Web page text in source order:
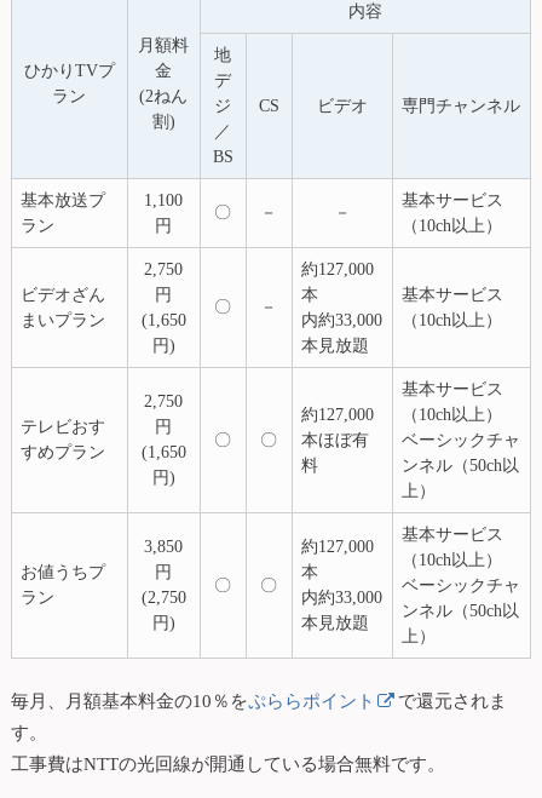
ひかりTVプ
ラン
月額料
金
(2ねん
割)
内容
地
デ
ジ
／
BS
CS ビデオ 専門チャンネル
基本放送プ
ラン
1,100
円
〇 － －
基本サービス
（10ch以上）
ビデオざん
まいプラン
2,750
円
(1,650
円)
〇 －
約127,000
本
内約33,000
本見放題
基本サービス
（10ch以上）
テレビおす
すめプラン
2,750
円
(1,650
円)
〇 〇
約127,000
本ほぼ有
料
基本サービス
（10ch以上）
ベーシックチャ
ンネル（50ch以
上）
お値うちプ
ラン
3,850
円
(2,750
円)
〇 〇
約127,000
本
内約33,000
本見放題
基本サービス
（10ch以上）
ベーシックチャ
ンネル（50ch以
上）
毎月、月額基本料金の10％をぷららポイント
で還元されま
す。
工事費はNTTの光回線が開通している場合無料です。